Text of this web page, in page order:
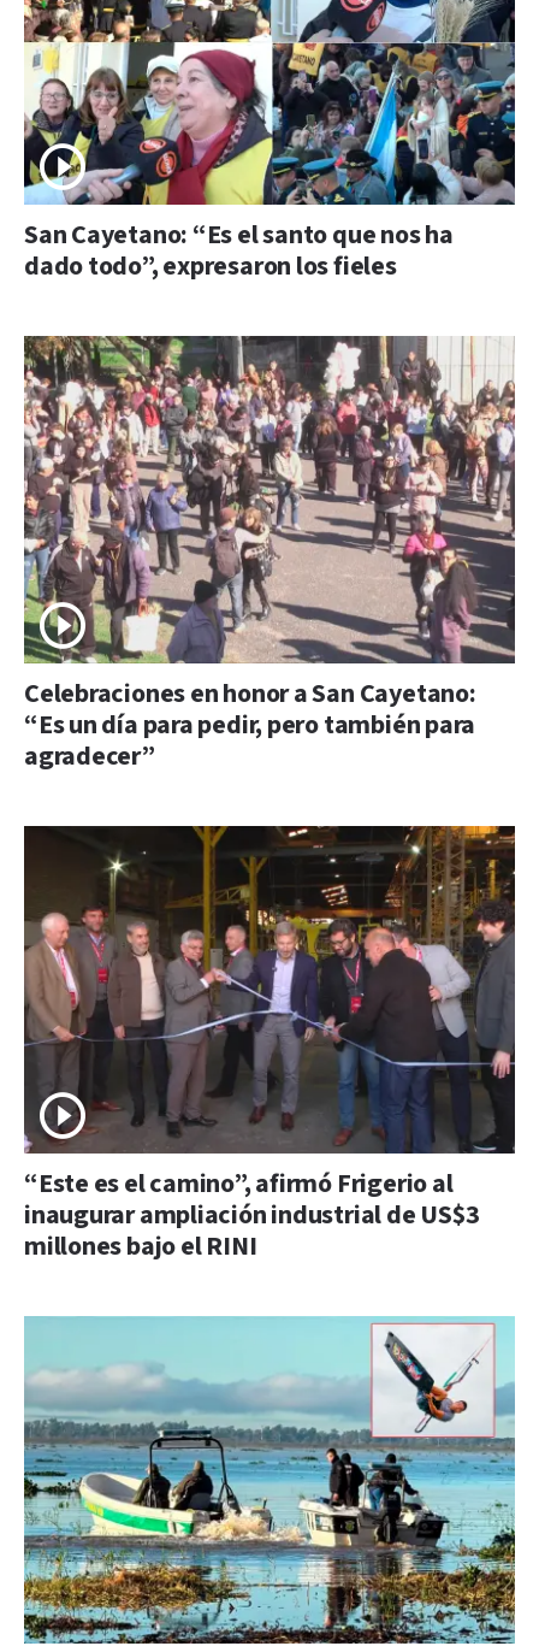
San Cayetano: “Es el santo que nos ha
dado todo”, expresaron los fieles
Celebraciones en honor a San Cayetano:
“Es un día para pedir, pero también para
agradecer”
“Este es el camino”, afirmó Frigerio al
inaugurar ampliación industrial de US$3
millones bajo el RINI